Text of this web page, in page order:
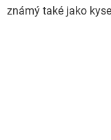
známý také jako